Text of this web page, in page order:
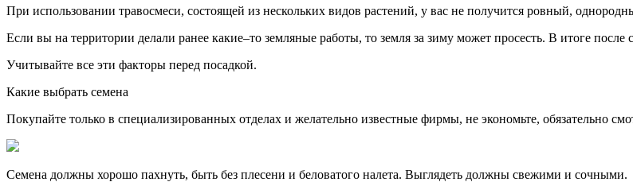
При использовании травосмеси, состоящей из нескольких видов растений, у вас не получится ровный,
Если вы на территории делали ранее какие–то земляные работы, то земля за зиму может просесть. В итоге после
Учитывайте все эти факторы перед посадкой.
Какие выбрать семена
Покупайте только в специализированных отделах и желательно известные фирмы, не экономьте, обязательно
Семена должны хорошо пахнуть, быть без плесени и беловатого налета. Выглядеть должны свежими и сочными.